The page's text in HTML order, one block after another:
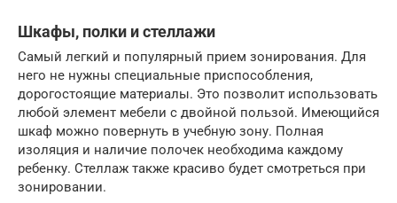
Шкафы, полки и стеллажи
Самый легкий и популярный прием зонирования. Для
него не нужны специальные приспособления,
дорогостоящие материалы. Это позволит использовать
любой элемент мебели с двойной пользой. Имеющийся
шкаф можно повернуть в учебную зону. Полная
изоляция и наличие полочек необходима каждому
ребенку. Стеллаж также красиво будет смотреться при
зонировании.